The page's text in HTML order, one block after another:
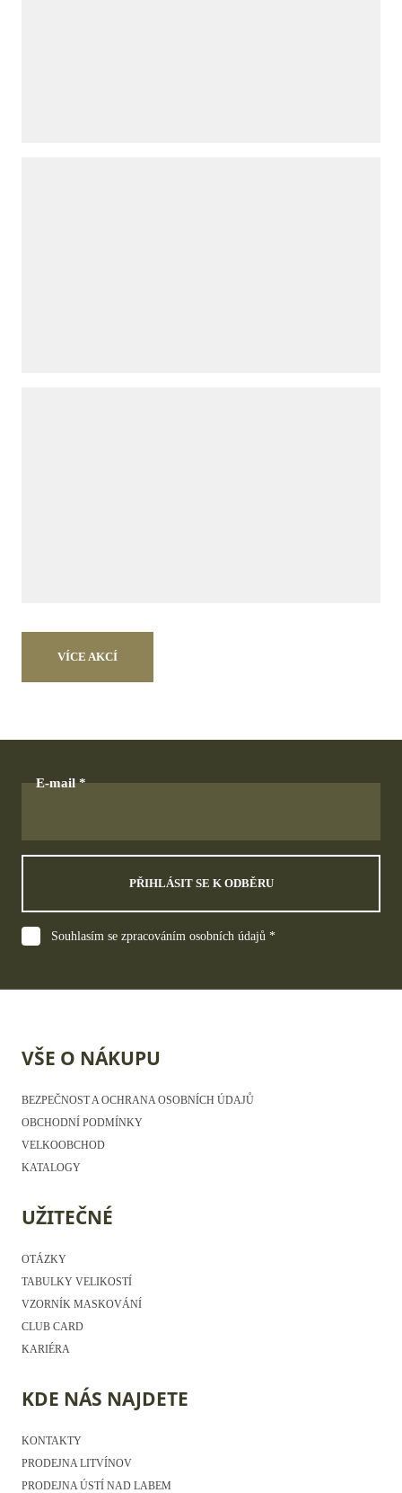
VÍCE AKCÍ
E-mail
PŘIHLÁSIT SE K ODBĚRU
Souhlasím se zpracováním osobních údajů *
VŠE O NÁKUPU
BEZPEČNOST A OCHRANA OSOBNÍCH ÚDAJŮ
OBCHODNÍ PODMÍNKY
VELKOOBCHOD
KATALOGY
UŽITEČNÉ
OTÁZKY
TABULKY VELIKOSTÍ
VZORNÍK MASKOVÁNÍ
CLUB CARD
KARIÉRA
KDE NÁS NAJDETE
KONTAKTY
PRODEJNA LITVÍNOV
PRODEJNA ÚSTÍ NAD LABEM